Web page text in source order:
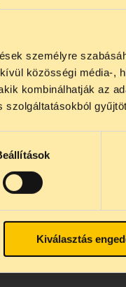
személyre
közösségi média-,
kombinálhatják az
szolgáltatásokból
Kiválasztás